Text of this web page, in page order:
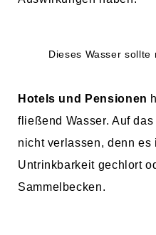
Dieses Wasser
Hotels und Pensionen
fließend Wasser. Auf
nicht verlassen, denn es
Untrinkbarkeit gechlort
Sammelbecken.